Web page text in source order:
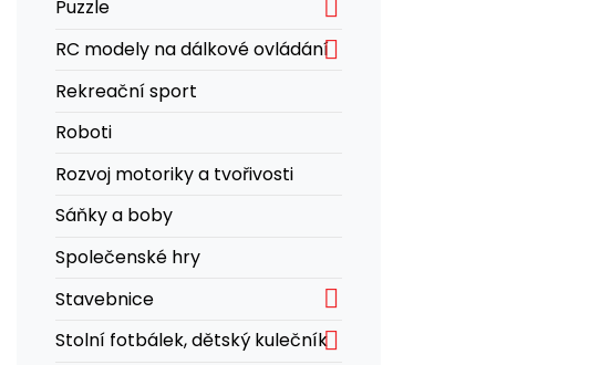
Puzzle 
RC modely na dálkové ovládání
Rekreační sport
Roboti
Rozvoj motoriky a tvořivosti
Sáňky a boby
Společenské hry
Stavebnice

Stolní fotbálek, dětský kulečník